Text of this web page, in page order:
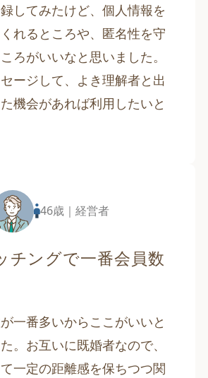
してみたけど、個人情報を
れるところや、匿名性を守
ろがいいなと思いました。
ージして、よき理解者と出
機会があれば利用したいと
46歳｜経営者
チングで一番会員数
一番多いからここがいいと
。お互いに既婚者なので、
一定の距離感を保ちつつ関